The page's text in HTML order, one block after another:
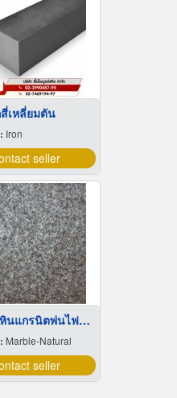
เหลี่ยมตัน
Iron
seller
จำหน่าย หินแกรนิตพ่นไฟผิวหยาบ
Marble-Natural
seller